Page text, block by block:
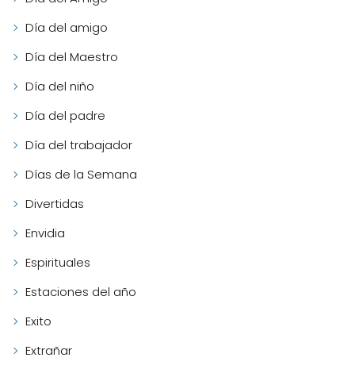
Día del amigo
Día del Maestro
Día del niño
Día del padre
Día del trabajador
Días de la Semana
Divertidas
Envidia
Espirituales
Estaciones del año
Exito
Extrañar